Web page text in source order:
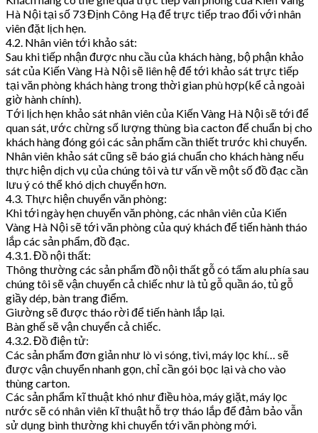
Hà Nội tại số 73 Định Công Hạ để trực tiếp trao đổi với nhân
viên đặt lịch hẹn.
4.2. Nhân viên tới khảo sát:
Sau khi tiếp nhận được nhu cầu của khách hàng, bộ phận khảo
sát của Kiến Vàng Hà Nội sẽ liên hệ để tới khảo sát trực tiếp
tại văn phòng khách hàng trong thời gian phù hợp(kể cả ngoài
giờ hành chính).
Tới lịch hẹn khảo sát nhân viên của Kiến Vàng Hà Nội sẽ tới để
quan sát, ước chừng số lượng thùng bìa cacton để chuẩn bị cho
khách hàng đóng gói các sản phẩm cần thiết trước khi chuyển.
Nhân viên khảo sát cũng sẽ báo giá chuẩn cho khách hàng nếu
thực hiện dịch vụ của chúng tôi và tư vấn về một số đồ đạc cần
lưu ý có thể khó dịch chuyển hơn.
4.3. Thực hiện chuyển văn phòng:
Khi tới ngày hẹn chuyển văn phòng, các nhân viên của Kiến
Vàng Hà Nội sẽ tới văn phòng của quý khách để tiến hành tháo
lắp các sản phẩm, đồ đạc.
4.3.1. Đồ nội thất:
Thông thường các sản phẩm đồ nội thất gỗ có tấm alu phía sau
chúng tôi sẽ vận chuyển cả chiếc như là tủ gỗ quần áo, tủ gỗ
giầy dép, bàn trang điểm.
Giường sẽ được tháo rời để tiến hành lắp lại.
Bàn ghế sẽ vận chuyển cả chiếc.
4.3.2. Đồ điện tử:
Các sản phẩm đơn giản như lò vi sóng, tivi, máy lọc khí… sẽ
được vận chuyển nhanh gọn, chỉ cần gói bọc lại và cho vào
thùng carton.
Các sản phẩm kĩ thuật khó như điều hòa, máy giặt, máy lọc
nước sẽ có nhân viên kĩ thuật hỗ trợ tháo lắp để đảm bảo vẫn
sử dụng bình thường khi chuyển tới văn phòng mới.